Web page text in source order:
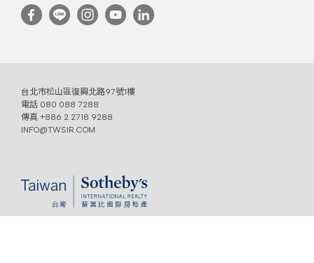
台北市松山區復興北路97號1樓
電話 080 088 7288
傳真 +886 2 2718 9288
INFO@TWSIR.COM